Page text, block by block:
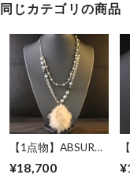
同じカテゴリの商品
【1点物】ABSURD
ース 71㎝ サイズ調
¥18,700